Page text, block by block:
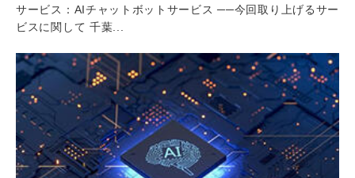
サービス：AIチャットボットサービス ──今回取り上げるサー
ビスに関して 千葉...